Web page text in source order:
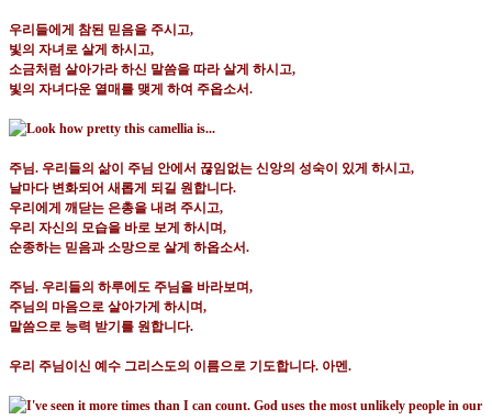
우리들에게 참된 믿음을 주시고,
빛의 자녀로 살게 하시고,
소금처럼 살아가라 하신 말씀을 따라 살게 하시고,
빛의 자녀다운 열매를 맺게 하여 주옵소서.
주님. 우리들의 삶이 주님 안에서 끊임없는 신앙의 성숙이 있게 하시고,
날마다 변화되어 새롭게 되길 원합니다.
우리에게 깨닫는 은총을 내려 주시고,
우리 자신의 모습을 바로 보게 하시며,
순종하는 믿음과 소망으로 살게 하옵소서.
주님. 우리들의 하루에도 주님을 바라보며,
주님의 마음으로 살아가게 하시며,
말씀으로 능력 받기를 원합니다.
우리 주님이신 예수 그리스도의 이름으로 기도합니다. 아멘.